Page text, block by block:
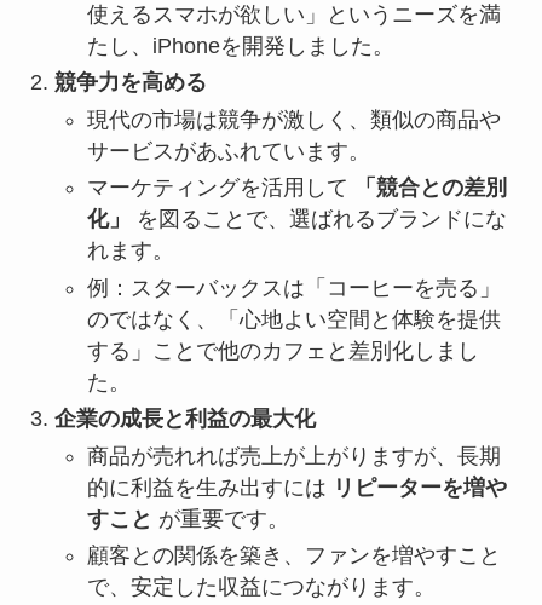
使えるスマホが欲しい」というニーズを満
たし、iPhoneを開発しました。
競争力を高める
現代の市場は競争が激しく、類似の商品や
サービスがあふれています。
マーケティングを活用して
「競合との差別
化」
を図ることで、選ばれるブランドにな
れます。
例：スターバックスは「コーヒーを売る」
のではなく、「心地よい空間と体験を提供
する」ことで他のカフェと差別化しまし
た。
企業の成長と利益の最大化
商品が売れれば売上が上がりますが、長期
的に利益を生み出すには リピーターを増や
すこと が重要です。
顧客との関係を築き、ファンを増やすこと
で、安定した収益につながります。